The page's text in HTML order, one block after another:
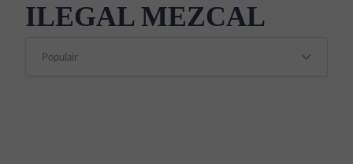
ILEGAL MEZCAL